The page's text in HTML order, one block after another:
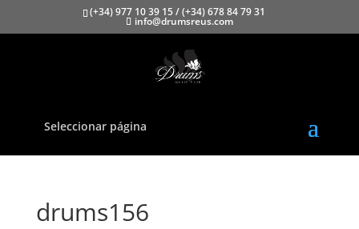
(+34) 977 10 39 15 / (+34) 678 84 79 31
info@drumsreus.com
Seleccionar página
drums156